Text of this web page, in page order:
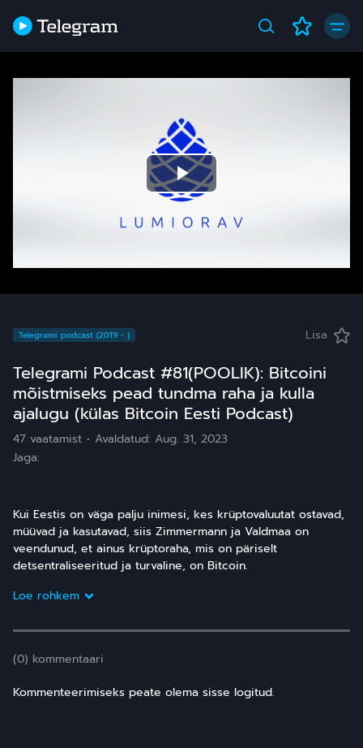
Play
Video
Telegrami podcast (2019 - ) Lisa
Telegrami Podcast #81(POOLIK): Bitcoini
mõistmiseks pead tundma raha ja kulla
ajalugu (külas Bitcoin Eesti Podcast)
47 vaatamist Avaldatud: Aug. 31, 2023
Jaga:
Kui Eestis on väga palju inimesi, kes krüptovaluutat ostavad,
müüvad ja kasutavad, siis Zimmermann ja Valdmaa on
veendunud, et ainus krüptoraha, mis on päriselt
detsentraliseeritud ja turvaline, on Bitcoin.
Loe rohkem
(0) kommentaari
Kommenteerimiseks peate olema sisse logitud.